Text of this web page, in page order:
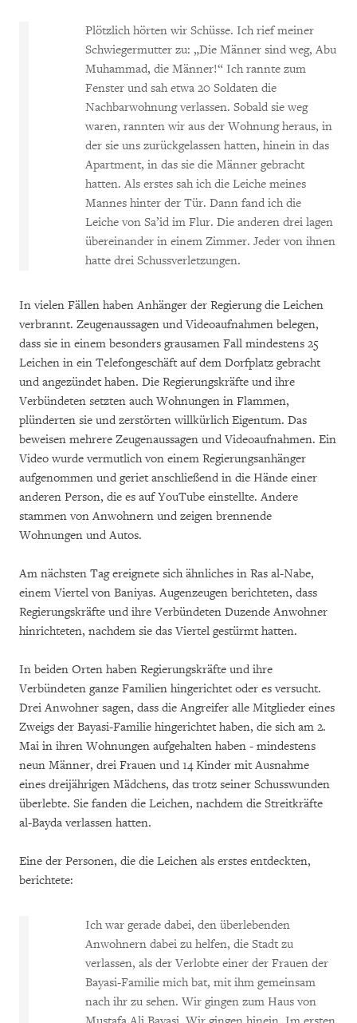
Plötzlich hörten wir Schüsse. Ich rief meiner
Schwiegermutter zu: „Die Männer sind weg, Abu
Muhammad, die Männer!“ Ich rannte zum
Fenster und sah etwa 20 Soldaten die
Nachbarwohnung verlassen. Sobald sie weg
waren, rannten wir aus der Wohnung heraus, in
der sie uns zurückgelassen hatten, hinein in das
Apartment, in das sie die Männer gebracht
hatten. Als erstes sah ich die Leiche meines
Mannes hinter der Tür. Dann fand ich die
Leiche von Sa’id im Flur. Die anderen drei lagen
übereinander in einem Zimmer. Jeder von ihnen
hatte drei Schussverletzungen.
In vielen Fällen haben Anhänger der Regierung die Leichen
verbrannt. Zeugenaussagen und Videoaufnahmen belegen,
dass sie in einem besonders grausamen Fall mindestens 25
Leichen in ein Telefongeschäft auf dem Dorfplatz gebracht
und angezündet haben. Die Regierungskräfte und ihre
Verbündeten setzten auch Wohnungen in Flammen,
plünderten sie und zerstörten willkürlich Eigentum. Das
beweisen mehrere Zeugenaussagen und Videoaufnahmen. Ein
Video wurde vermutlich von einem Regierungsanhänger
aufgenommen und geriet anschließend in die Hände einer
anderen Person, die es auf YouTube einstellte. Andere
stammen von Anwohnern und zeigen brennende
Wohnungen und Autos.
Am nächsten Tag ereignete sich ähnliches in Ras al-Nabe,
einem Viertel von Baniyas. Augenzeugen berichteten, dass
Regierungskräfte und ihre Verbündeten Duzende Anwohner
hinrichteten, nachdem sie das Viertel gestürmt hatten.
In beiden Orten haben Regierungskräfte und ihre
Verbündeten ganze Familien hingerichtet oder es versucht.
Drei Anwohner sagen, dass die Angreifer alle Mitglieder eines
Zweigs der Bayasi-Familie hingerichtet haben, die sich am 2.
Mai in ihren Wohnungen aufgehalten haben - mindestens
neun Männer, drei Frauen und 14 Kinder mit Ausnahme
eines dreijährigen Mädchens, das trotz seiner Schusswunden
überlebte. Sie fanden die Leichen, nachdem die Streitkräfte
al-Bayda verlassen hatten.
Eine der Personen, die die Leichen als erstes entdeckten,
berichtete:
Ich war gerade dabei, den überlebenden
Anwohnern dabei zu helfen, die Stadt zu
verlassen, als der Verlobte einer der Frauen der
Bayasi-Familie mich bat, mit ihm gemeinsam
nach ihr zu sehen. Wir gingen zum Haus von